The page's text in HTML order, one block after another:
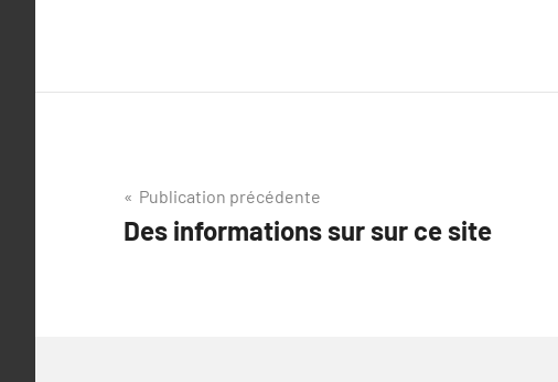
Navigation
de
Publication précédente
Des informations sur sur ce site